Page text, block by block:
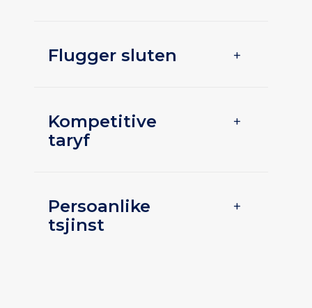
Flugger sluten +
Kompetitive
taryf
+
Persoanlike
tsjinst
+